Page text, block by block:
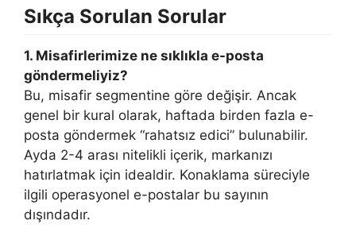
Sıkça Sorulan Sorular
1. Misafirlerimize ne sıklıkla e-posta
göndermeliyiz?
Bu, misafir segmentine göre değişir. Ancak
genel bir kural olarak, haftada birden fazla e-
posta göndermek “rahatsız edici” bulunabilir.
Ayda 2-4 arası nitelikli içerik, markanızı
hatırlatmak için idealdir. Konaklama süreciyle
ilgili operasyonel e-postalar bu sayının
dışındadır.